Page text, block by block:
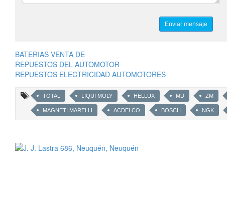
BATERIAS VENTA DE
REPUESTOS DEL AUTOMOTOR
REPUESTOS ELECTRICIDAD AUTOMOTORES
TOTAL LIQUI MOLY HELLUX MD ZM
MAGNETI MARELLI ACDELCO BOSCH NGK